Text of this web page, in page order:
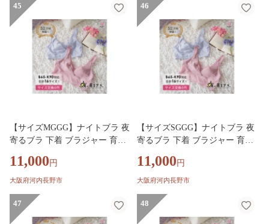
45
【サイズMGGG】ナイトブラ 夜
寄るブラ 下着 ブラジャー 育乳
垂 レディース ヘブンジャパン
HEAVEN Japan
11,000 円
大阪府河内長野市
46
【サイズSGGG】ナイトブラ 夜
寄るブラ 下着 ブラジャー 育乳
垂 レディース ヘブンジャパン
HEAVEN Japan
11,000 円
大阪府河内長野市
47 48